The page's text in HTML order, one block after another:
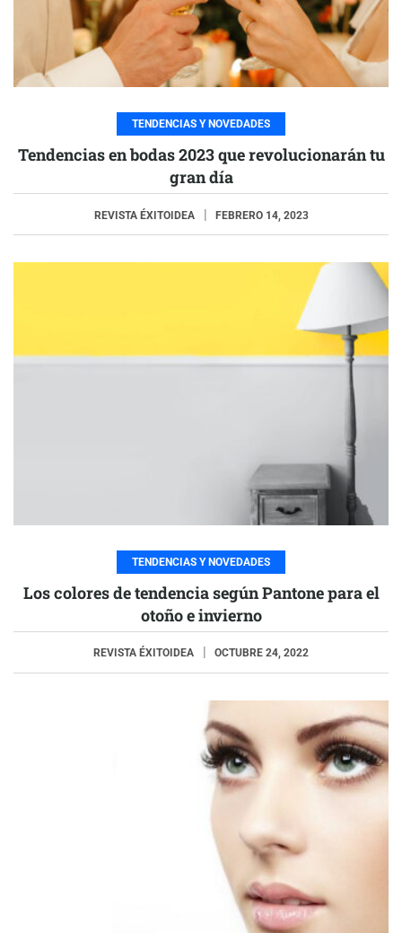
TENDENCIAS Y NOVEDADES
Tendencias en bodas 2023 que revolucionarán tu
gran día
REVISTA ÉXITOIDEA FEBRERO 14, 2023
TENDENCIAS Y NOVEDADES
Los colores de tendencia según Pantone para el
otoño e invierno
REVISTA ÉXITOIDEA OCTUBRE 24, 2022